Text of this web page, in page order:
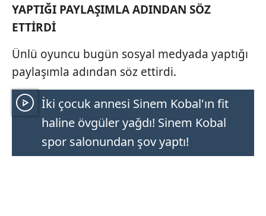
YAPTIĞI PAYLAŞIMLA ADINDAN SÖZ
ETTİRDİ
Ünlü oyuncu bugün sosyal medyada yaptığı
paylaşımla adından söz ettirdi.
İki çocuk annesi Sinem Kobal'ın fit
haline övgüler yağdı! Sinem Kobal
spor salonundan şov yaptı!